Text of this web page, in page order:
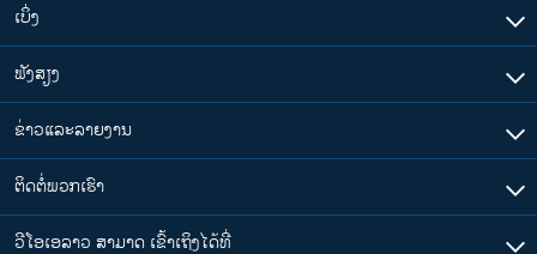
ເບິ່ງ
ຟັງສຽງ
ຂ່າວແລະລາຍງານ
ຕິດຕໍ່ພວກເຮົາ
ວີໂອເອລາວ ສາມາດ ເຂົ້າເຖິງໄດ້ທີ່